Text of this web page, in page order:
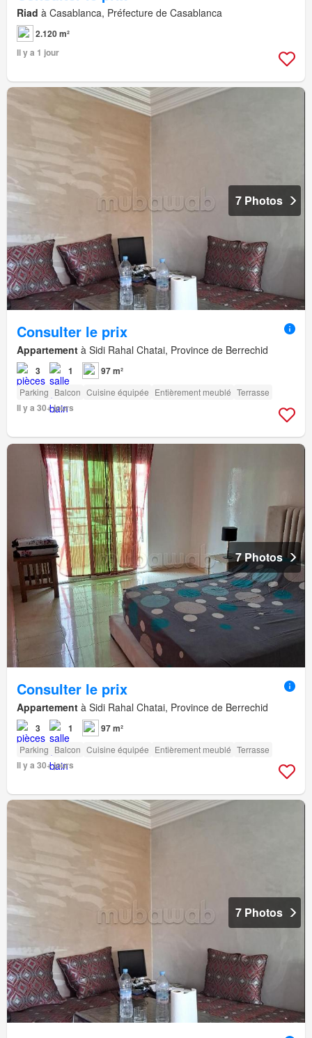
Riad à Casablanca, Préfecture de Casablanca
2.120 m²
Il y a 1 jour
7 Photos
Consulter le prix
Appartement à Sidi Rahal Chatai, Province de Berrechid
3 1 97 m²
Parking Balcon Cuisine équipée Entièrement meublé Terrasse
Il y a 30+ jours
7 Photos
Consulter le prix
Appartement à Sidi Rahal Chatai, Province de Berrechid
3 1 97 m²
Parking Balcon Cuisine équipée Entièrement meublé Terrasse
Il y a 30+ jours
7 Photos